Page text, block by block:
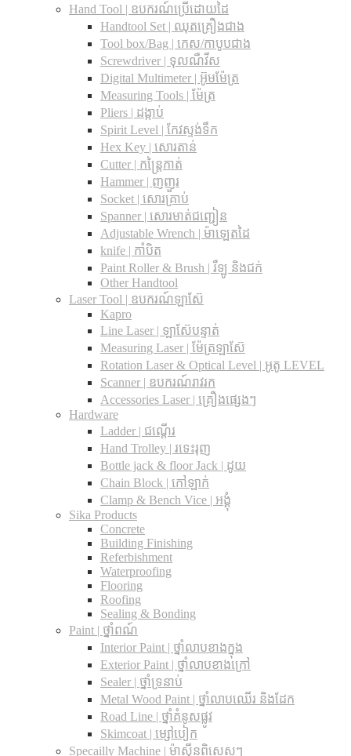
Hand Tool | ឧបករណ៍ប្រើដោយដៃ
Handtool Set | ឈុតគ្រឿងជាង
Tool box/Bag | កេស/កាបូបជាង
Screwdriver | ទុលណឺវីស
Digital Multimeter | អ៊ូមម៉ែត្រ
Measuring Tools | ម៉ែត្រ
Pliers | ដង្កាប់
Spirit Level | កែវស្ទង់ទឹក
Hex Key | សោរតាន់
Cutter | កន្រ្តៃកាត់
Hammer | ញញួរ
Socket | សោរគ្រាប់
Spanner |​ សោរមាត់ជញ្ជៀន
Adjustable Wrench |​ ម៉ាឡេតដៃ
knife | កាំបិត
Paint Roller & Brush | រឺឡូ និងជក់
Other Handtool
Laser Tool | ឧបករណ៍ឡាស៊ែ
Kapro
Line Laser | ឡាស៊ែបន្ទាត់
Measuring Laser | ម៉ែត្រឡាស៊ែ
Rotation Laser & Optical Level | អូតូ LEVEL
Scanner | ឧបករណ៍រាវរក
Accessories Laser | គ្រឿងផ្សេងៗ
Hardware
Ladder | ជណ្តើរ
Hand Trolley | រទេះរុញ
Bottle jack & floor Jack​ | ដូយ
Chain Block | កៅឡាក់
Clamp & Bench Vice | អង្គុំ
Sika Products
Concrete
Building Finishing
Referbishment
Waterproofing
Flooring
Roofing
Sealing & Bonding
Paint | ថ្នាំពណ៍
Interior Paint | ថ្នាំលាបខាងក្នុង
Exterior Paint | ថ្នាំលាបខាងក្រៅ
Sealer | ថ្នាំទ្រនាប់
Metal Wood Paint | ថ្នាំលាបឈើរ និងដែក
Road Line | ថ្នាំគំនូសផ្លូវ
Skimcoat | ម្សៅបៀក
Specailly Machine | ម៉ាស៊ីនពិសេសៗ